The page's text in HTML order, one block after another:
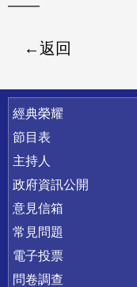
返回
快速連結
經典榮耀
節目表
主持人
政府資訊公開
意見信箱
常見問題
電子投票
問卷調查